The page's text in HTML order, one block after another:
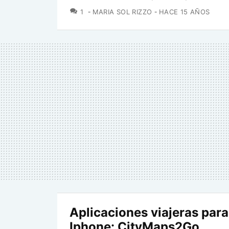
1 COMENTARIOS
MARIA SOL RIZZO HACE 15 AÑOS
Aplicaciones viajeras